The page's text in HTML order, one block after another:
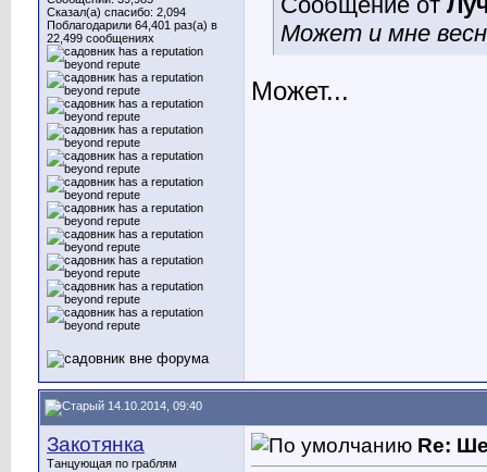
Сказал(а) спасибо: 2,094
Поблагодарили 64,401 раз(а) в
22,499 сообщениях
Может и мне
Может...
14.10.2014, 09:40
Закотянка
Танцующая по граблям
Re: